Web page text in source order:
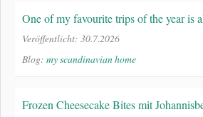
One of my favourite trips of the year is
Veröffentlicht: 30.7.2026
Blog: my scandinavian home
Frozen Cheesecake Bites mit